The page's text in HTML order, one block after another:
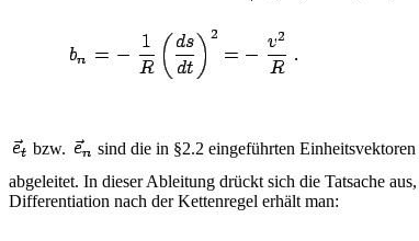
bzw. sind die in §2.2 eingeführten
abgeleitet. In dieser Ableitung drückt sich die Tatsache
Differentiation nach der Kettenregel erhält man: